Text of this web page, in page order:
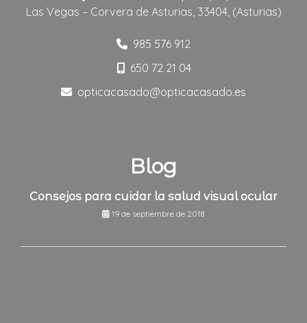
Las Vegas – Corvera de Asturias, 33404, (Asturias)
985 576 912
650 72 21 04
opticacasado
opticacasado.es
Blog
Consejos para cuidar la salud visual ocular
19 de septiembre de 2018